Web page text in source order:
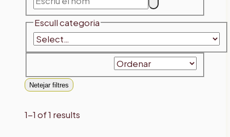
Escull categoria
Netejar filtres
1-1 of 1 results